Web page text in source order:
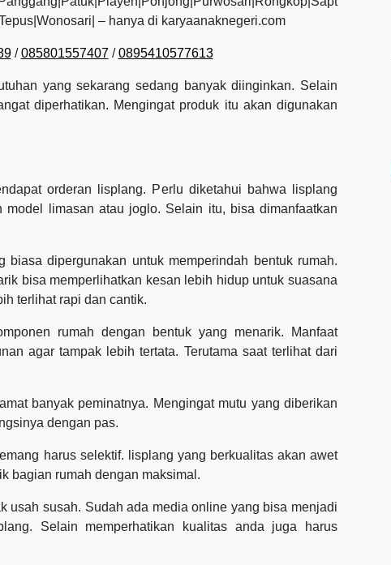
– hanya di karyaanaknegeri.com
/085801557407/0895410577613
yang sekarang sedang banyak diinginkan. Selain
diperhatikan. Mengingat produk itu akan digunakan
orderan lisplang. Perlu diketahui bahwa lisplang
limasan atau joglo. Selain itu, bisa dimanfaatkan
biasa dipergunakan untuk memperindah bentuk rumah.
bisa memperlihatkan kesan lebih hidup untuk suasana
terlihat rapi dan cantik.
rumah dengan bentuk yang menarik. Manfaat
agar tampak lebih tertata. Terutama saat terlihat dari
banyak peminatnya. Mengingat mutu yang diberikan
dengan pas.
harus selektif. lisplang yang berkualitas akan awet
bagian rumah dengan maksimal.
usah susah. Sudah ada media online yang bisa menjadi
Selain memperhatikan kualitas anda juga harus